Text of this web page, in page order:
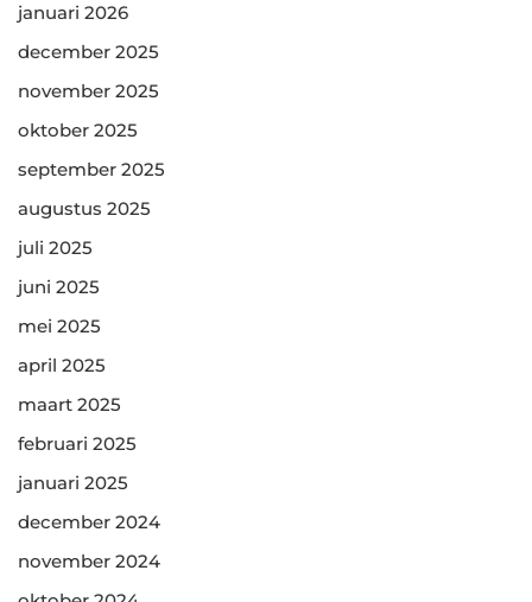
januari 2026
december 2025
november 2025
oktober 2025
september 2025
augustus 2025
juli 2025
juni 2025
mei 2025
april 2025
maart 2025
februari 2025
januari 2025
december 2024
november 2024